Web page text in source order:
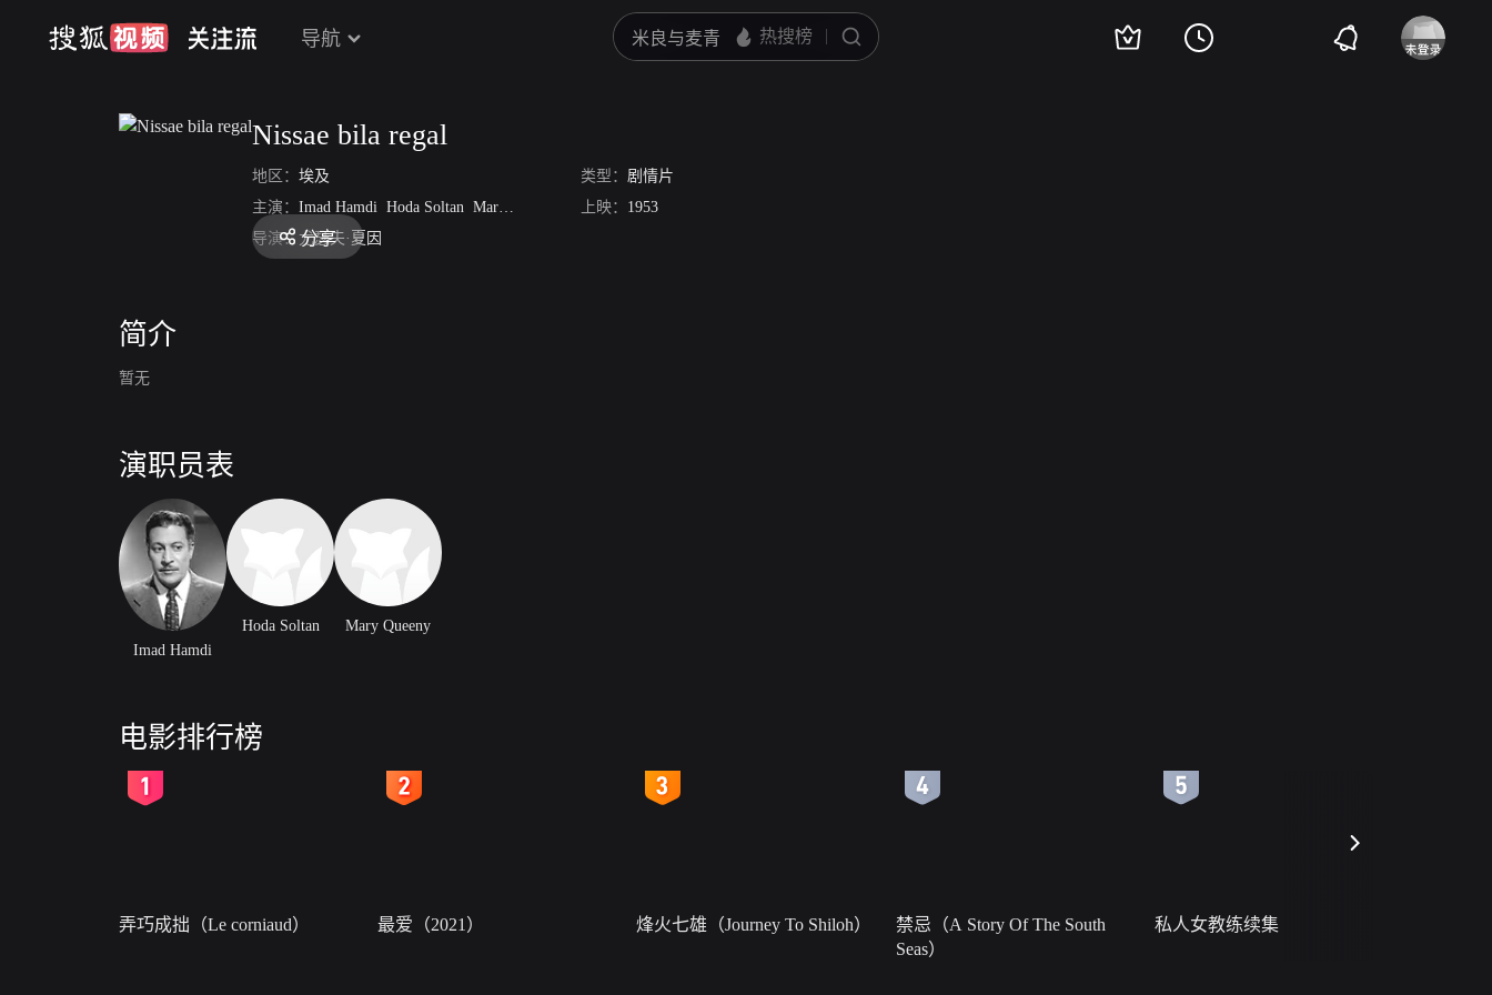
导航
Nissae bila regal
地区： 埃及 类型： 剧情片
主演： Imad Hamdi Hoda Soltan Mary Queeny 上映： 1953
导演： 尤瑟夫·夏因
分享
简介
暂无
演职员表
Imad Hamdi
Hoda Soltan Mary Queeny
电影排行榜
弄巧成拙（Le corniaud） 最爱（2021） 烽火七雄（Journey To Shiloh）
禁忌（A Story Of The South
Seas）
私人女教练续集